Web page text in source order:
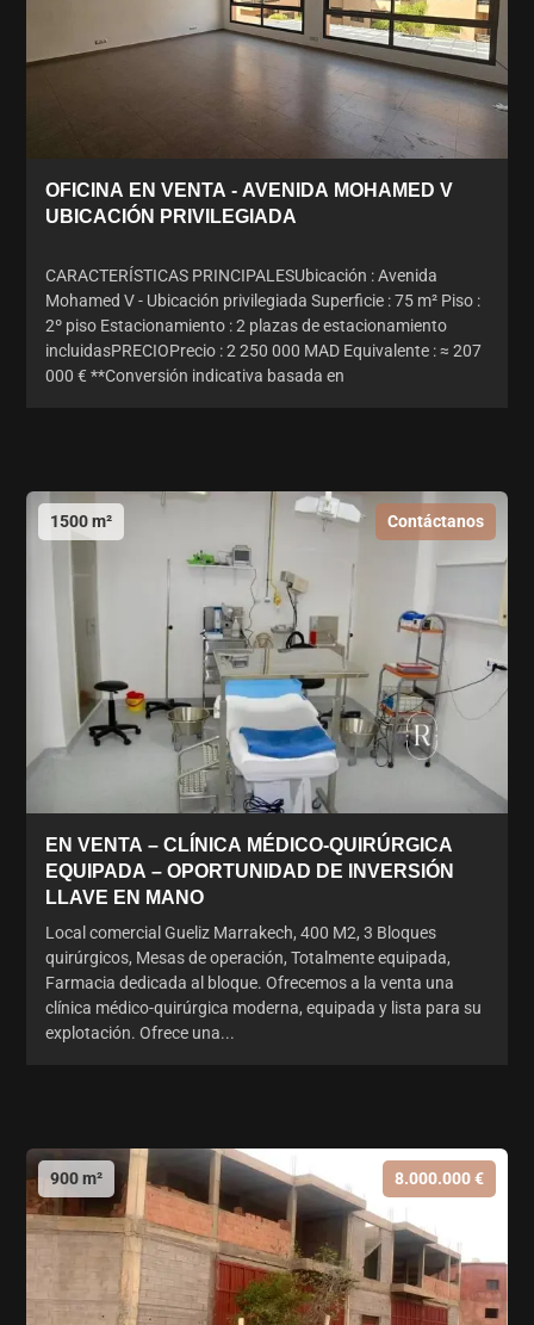
OFICINA EN VENTA - AVENIDA MOHAMED V
UBICACIÓN PRIVILEGIADA
CARACTERÍSTICAS PRINCIPALESUbicación : Avenida
Mohamed V - Ubicación privilegiada Superficie : 75 m² Piso :
2º piso Estacionamiento : 2 plazas de estacionamiento
incluidasPRECIOPrecio : 2 250 000 MAD Equivalente : ≈ 207
000 € **Conversión indicativa basada en
1500 m² Contáctanos
EN VENTA – CLÍNICA MÉDICO-QUIRÚRGICA
EQUIPADA – OPORTUNIDAD DE INVERSIÓN
LLAVE EN MANO
Local comercial Gueliz Marrakech, 400 M2, 3 Bloques
quirúrgicos, Mesas de operación, Totalmente equipada,
Farmacia dedicada al bloque. Ofrecemos a la venta una
clínica médico-quirúrgica moderna, equipada y lista para su
explotación. Ofrece una...
900 m² 8.000.000 €